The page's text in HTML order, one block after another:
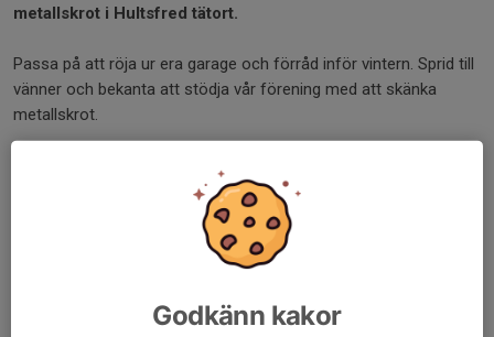
metallskrot i Hultsfred tätort.
Passa på att röja ur era garage och förråd inför vintern. Sprid till
vänner och bekanta att stödja vår förening med att skänka
metallskrot.
Alla föräldrar och ledare i våra ungdomslag ska hjälpa
Vi börjar dagen kl 09:00 vid klubbstugan
Godkänn kakor